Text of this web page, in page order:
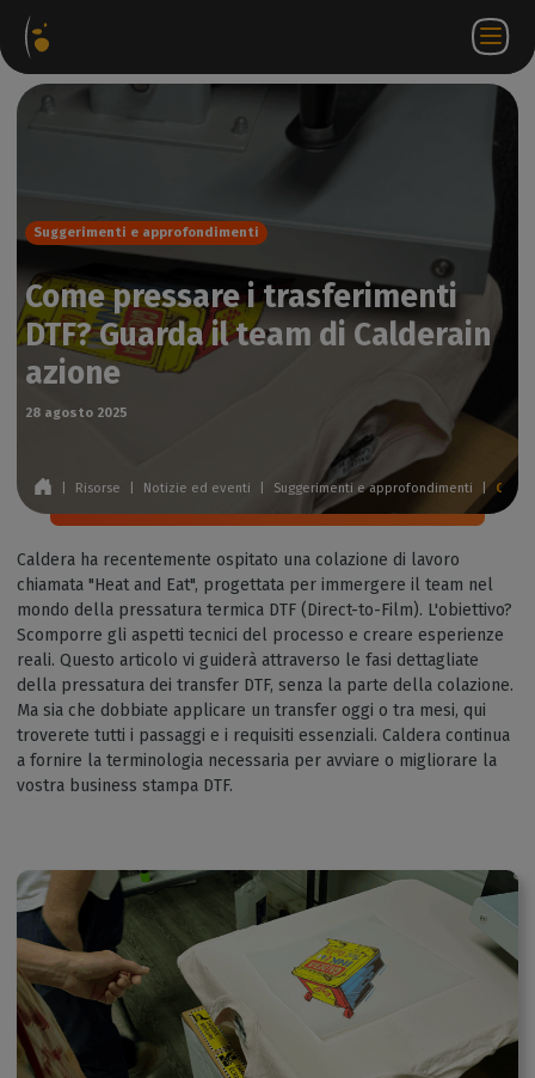
IT
Suggerimenti e approfondimenti
Come pressare i trasferimenti
DTF? Guarda il team di Calderain
azione
28 agosto 2025
Risorse Notizie ed eventi Suggerimenti e approfondimenti |
Caldera ha recentemente ospitato una colazione di lavoro
chiamata "Heat and Eat", progettata per immergere il team nel
mondo della pressatura termica DTF (Direct-to-Film). L'obiettivo?
Scomporre gli aspetti tecnici del processo e creare esperienze
reali. Questo articolo vi guiderà attraverso le fasi dettagliate
della pressatura dei transfer DTF, senza la parte della colazione.
Ma sia che dobbiate applicare un transfer oggi o tra mesi, qui
troverete tutti i passaggi e i requisiti essenziali. Caldera continua
a fornire la terminologia necessaria per avviare o migliorare la
vostra business stampa DTF.